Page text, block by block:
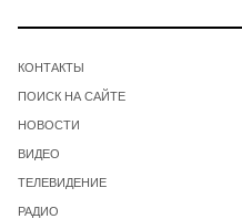
КОНТАКТЫ
ПОИСК НА САЙТЕ
НОВОСТИ
ВИДЕО
ТЕЛЕВИДЕНИЕ
РАДИО